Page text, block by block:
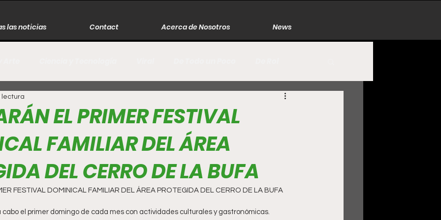
las noticias Contact Acerca de Nosotros News
Música Naturaleza
Literatura Internacional Moda Cine Zacatecas
Espectáculos Economía David Monreal Ávila
EL PRIMER FESTIVAL
FAMILIAR DEL ÁREA
DEL CERRO DE LA BUFA
lectura
FESTIVAL DOMINICAL FAMILIAR DEL ÁREA PROTEGIDA DEL CERRO DE LA BUFA
cabo el primer domingo de cada mes con actividades culturales y gastronómicas.